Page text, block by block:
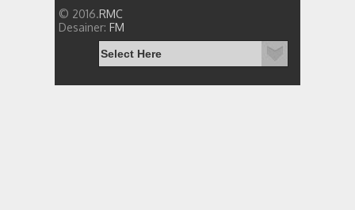
© 2016.RMC
Desainer: FM